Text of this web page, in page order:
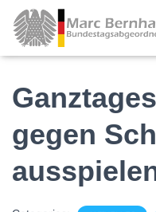
gegen